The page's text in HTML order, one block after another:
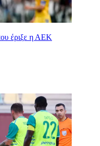
έριξε η ΑΕΚ